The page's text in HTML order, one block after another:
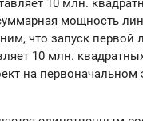
10 млн.
мощность
что запуск первой
10 млн.
на первоначальном